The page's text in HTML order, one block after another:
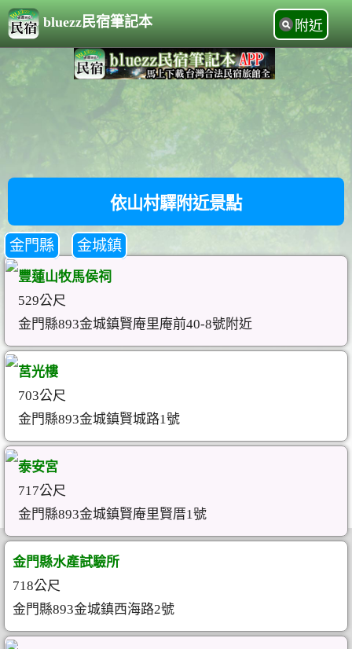
bluezz民宿筆記本 附近
依山村驛附近景點
金門縣 金城鎮
豐蓮山牧馬侯祠
529公尺
金門縣893金城鎮賢庵里庵前40-8號附近
莒光樓
703公尺
金門縣893金城鎮賢城路1號
泰安宮
717公尺
金門縣893金城鎮賢庵里賢厝1號
金門縣水產試驗所
718公尺
金門縣893金城鎮西海路2號